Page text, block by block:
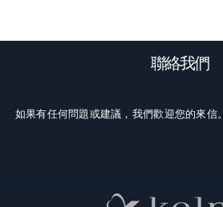
聯絡我們
如果有任何問題或建議，我們歡迎您的來信。